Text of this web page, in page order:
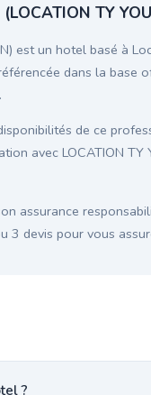
TY
est un hotel basé à
dans la base
de ce
avec LOCATION TY
assurance
3 devis pour vous
?